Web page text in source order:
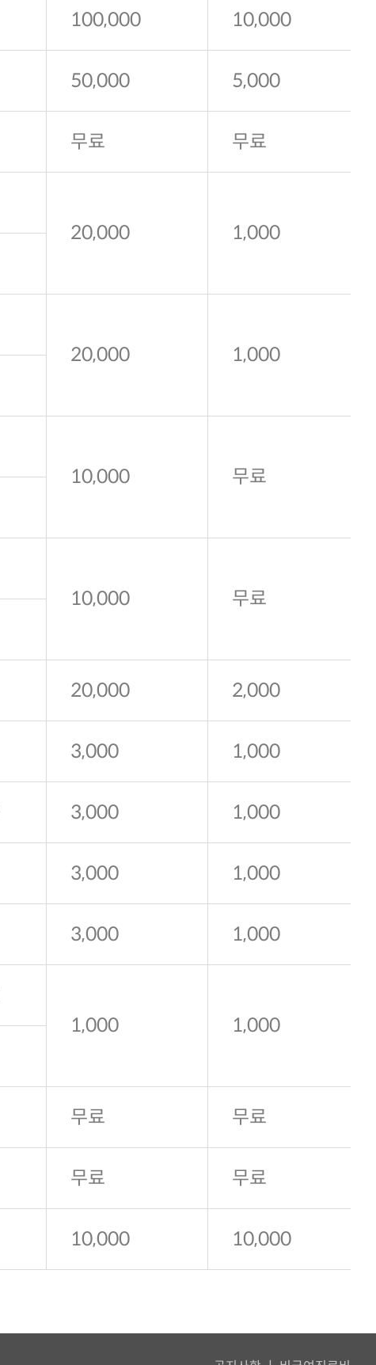
100,000 10,000
50,000 5,000
무료 무료
20,000
1,000
20,000
1,000
10,000
무료
10,000
무료
20,000 2,000
3,000 1,000
3,000 1,000
3,000 1,000
3,000 1,000
1,000
1,000
무료 무료
무료 무료
10,000 10,000